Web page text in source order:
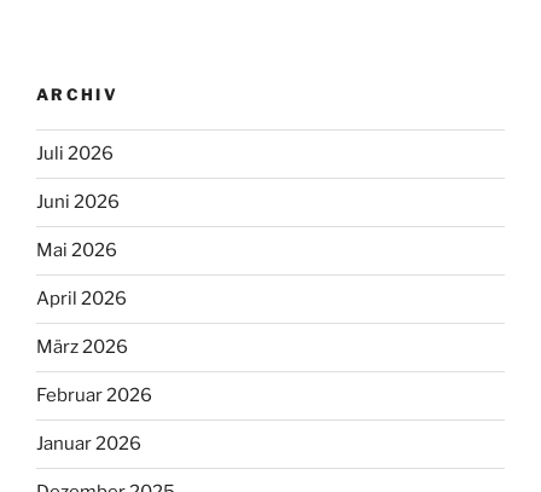
ARCHIV
Juli 2026
Juni 2026
Mai 2026
April 2026
März 2026
Februar 2026
Januar 2026